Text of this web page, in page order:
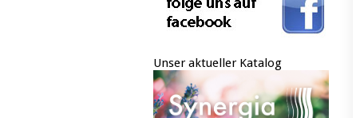
Unser aktueller Katalog